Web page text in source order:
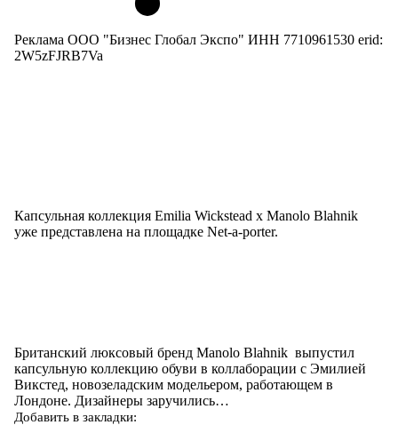
Реклама ООО "Бизнес Глобал Экспо" ИНН 7710961530 erid:
2W5zFJRB7Va
Капсульная коллекция Emilia Wickstead x Manolo Blahnik
уже представлена на площадке Net-a-porter.
Британский люксовый бренд Manolo Blahnik выпустил
капсульную коллекцию обуви в коллаборации с Эмилией
Викстед, новозеладским модельером, работающем в
Лондоне. Дизайнеры заручились…
Добавить в закладки: